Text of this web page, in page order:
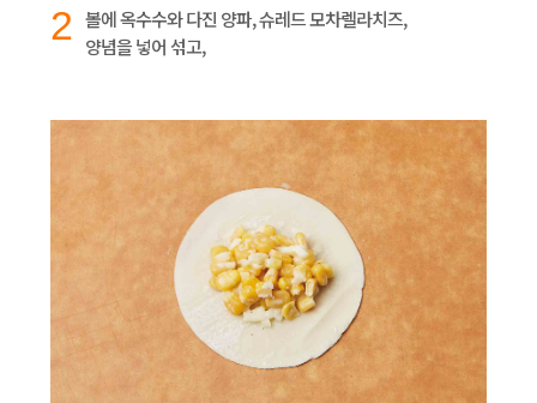
2 볼에 옥수수와 다진 양파, 슈레드 모차렐라치즈,
양념을 넣어 섞고,